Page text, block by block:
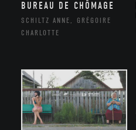
BUREAU DE CHÔMAGE
SCHILTZ ANNE, GRÉGOIRE
CHARLOTTE